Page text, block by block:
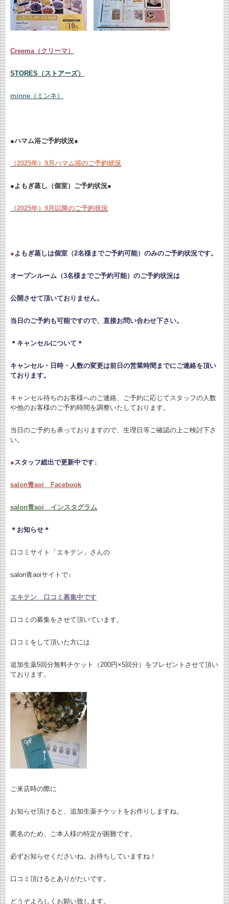
Creema（クリーマ）
STORES（ストアーズ）
minne（ミンネ）
●ハマム浴ご予約状況●
（2025年）9月ハマム浴のご予約状況
●よもぎ蒸し（個室）ご予約状況●
（2025年）9月以降のご予約状況
●よもぎ蒸しは個室（2名様までご予約可能）のみのご予約状況です。
オープンルーム（3名様までご予約可能）のご予約状況は
公開させて頂いておりません。
当日のご予約も可能ですので、直接お問い合わせ下さい。
＊キャンセルについて＊
キャンセル・日時・人数の変更は前日の営業時間までにご連絡を頂い
ております。
キャンセル待ちのお客様へのご連絡、ご予約に応じてスタッフの人数
や他のお客様のご予約時間を調整いたしております。
当日のご予約も承っておりますので、生理日等ご確認の上ご検討下さ
い。
●スタッフ総出で更新中です↓
salon青aoi Facebook
salon青aoi インスタグラム
＊お知らせ＊
口コミサイト「エキテン」さんの
salon青aoiサイトで↓
エキテン 口コミ募集中です
口コミの募集をさせて頂いています。
口コミをして頂いた方には
追加生薬5回分無料チケット（200円×5回分）をプレゼントさせて頂い
ております。
ご来店時の際に
お知らせ頂けると、追加生薬チケットをお作りしますね。
匿名のため、ご本人様の特定が困難です。
必ずお知らせくださいね。お待ちしていますね！
口コミ頂けるとありがたいです。
どうぞよろしくお願い致します。